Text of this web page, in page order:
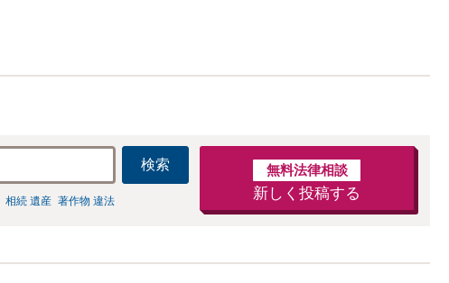
検索
相続 遺産 著作物 違法
無料法律相談
新しく投稿する